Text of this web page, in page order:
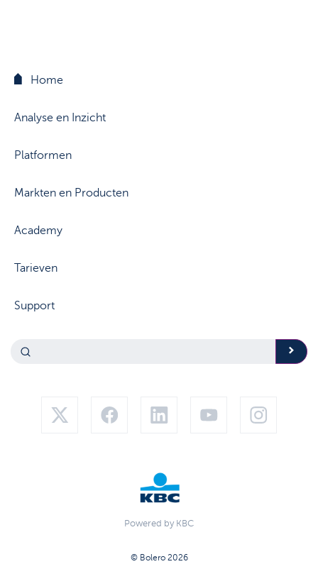
Home
Analyse en Inzicht
Platformen
Markten en Producten
Academy
Tarieven
Support
Powered by KBC
© Bolero 2026